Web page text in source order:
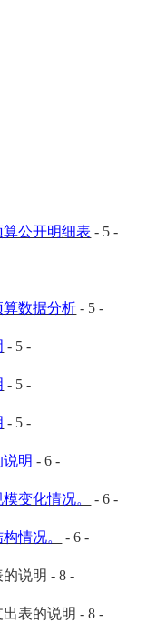
公开明细表 - 5 -
算数据分析 - 5 -
- 5 -
- 5 -
- 5 -
明 - 6 -
变化情况。 - 6 -
情况。 - 6 -
说明 - 8 -
表的说明 - 8 -